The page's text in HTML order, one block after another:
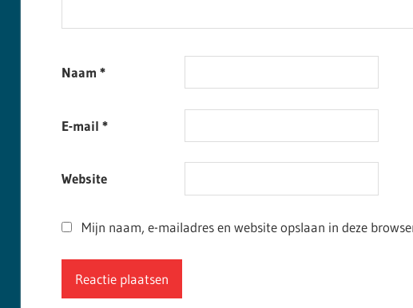
Naam *
E-mail *
Website
Mijn naam, e-mailadres en website opslaan in deze